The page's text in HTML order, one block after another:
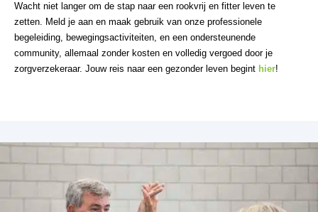
Wacht niet langer om de stap naar een rookvrij en fitter leven te
zetten. Meld je aan en maak gebruik van onze professionele
begeleiding, bewegingsactiviteiten, en een ondersteunende
community, allemaal zonder kosten en volledig vergoed door je
zorgverzekeraar. Jouw reis naar een gezonder leven begint hier!